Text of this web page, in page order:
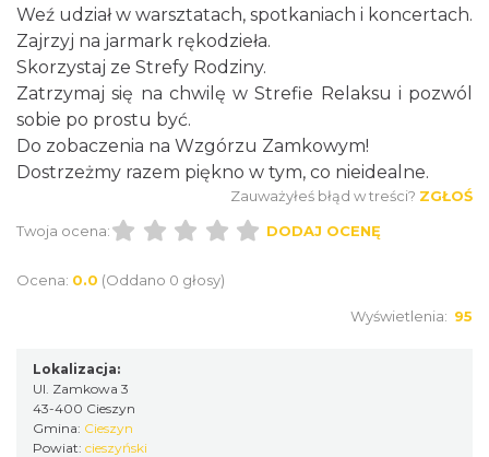
Cieszyn
0.00 km
0.00 km
Weź udział w warsztatach, spotkaniach i koncertach.
Zajrzyj na jarmark rękodzieła.
Skorzystaj ze Strefy Rodziny.
Zatrzymaj się na chwilę w Strefie Relaksu i pozwól
sobie po prostu być.
Do zobaczenia na Wzgórzu Zamkowym!
Dostrzeżmy razem piękno w tym, co nieidealne.
Zauważyłeś błąd w treści? ZGŁOŚ
Twoja ocena:
DODAJ OCENĘ
Ocena: 0.0 (Oddano 0 głosy)
Wyświetlenia: 95
Lokalizacja:
Ul. Zamkowa 3
43-400 Cieszyn
Gmina: Cieszyn
Powiat: cieszyński